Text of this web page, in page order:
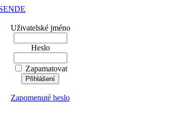
ENDE
Uživatelské jméno
Heslo
Zapamatovat
Zapomenuté heslo